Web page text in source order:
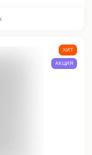
ХИТ
АКЦИЯ